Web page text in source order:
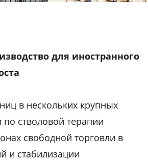
для иностранного
в нескольких крупных
по стволовой терапии
свободной торговли в
и стабилизации